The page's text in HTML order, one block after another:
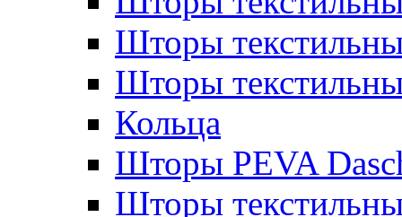
Шторы
Шторы
Кольца
Шторы PEVA
Шторы